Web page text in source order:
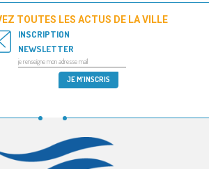
TOUTES LES ACTUS DE LA VILLE
INSCRIPTION
NEWSLETTER